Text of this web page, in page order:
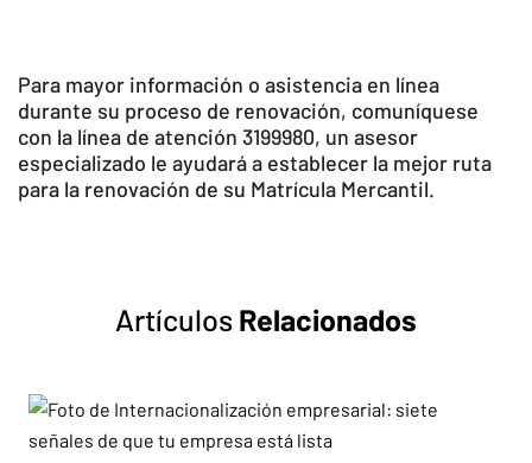
Para mayor información o asistencia en línea
durante su proceso de renovación, comuníquese
con la línea de atención 3199980, un asesor
especializado le ayudará a establecer la mejor ruta
para la renovación de su Matrícula Mercantil.
Artículos Relacionados